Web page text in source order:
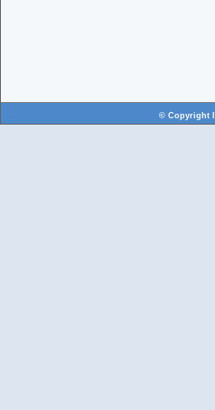
© Copyright